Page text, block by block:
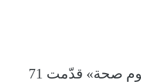
الصحة: حملة «100 يوم صحة» قدّمت 71